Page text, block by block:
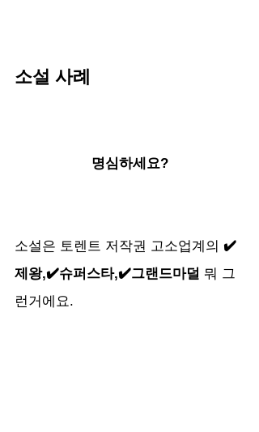
소설 사례
명심하세요?
소설은 토렌트 저작권 고소업계의 ✔️
제왕,✔️슈퍼스타,✔️그랜드마덜 뭐 그
런거에요.